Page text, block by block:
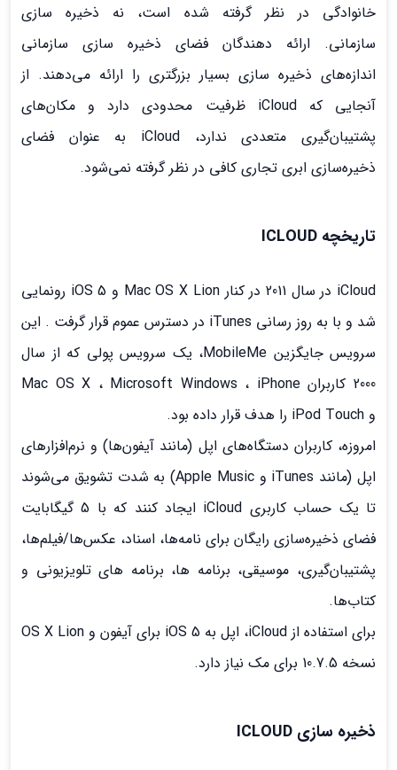
خانوادگی در نظر گرفته شده است، نه ذخیره سازی
سازمانی. ارائه دهندگان فضای ذخیره سازی سازمانی
اندازه‌های ذخیره سازی بسیار بزرگتری را ارائه می‌دهند. از
آنجایی که iCloud ظرفیت محدودی دارد و مکان‌های
پشتیبان‌گیری متعددی ندارد، iCloud به عنوان فضای
ذخیره‌سازی ابری تجاری کافی در نظر گرفته نمی‌شود.
تاریخچه ICLOUD
iCloud در سال 2011 در کنار Mac OS X Lion و iOS 5 رونمایی
شد و با به روز رسانی iTunes در دسترس عموم قرار گرفت . این
سرویس جایگزین MobileMe، یک سرویس پولی که از سال
2000 کاربران Mac OS X ، Microsoft Windows ، iPhone
و iPod Touch را هدف قرار داده بود.
امروزه، کاربران دستگاه‌های اپل (مانند آیفون‌ها) و نرم‌افزارهای
اپل (مانند iTunes و Apple Music) به شدت تشویق می‌شوند
تا یک حساب کاربری iCloud ایجاد کنند که با 5 گیگابایت
فضای ذخیره‌سازی رایگان برای نامه‌ها، اسناد، عکس‌ها/فیلم‌ها،
پشتیبان‌گیری، موسیقی، برنامه ها، برنامه های تلویزیونی و
کتاب‌ها.
برای استفاده از iCloud، اپل به iOS 5 برای آیفون و OS X Lion
نسخه 10.7.5 برای مک نیاز دارد.
ذخیره سازی ICLOUD